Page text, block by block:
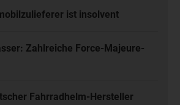
ist insolvent
Zahlreiche Force-Majeure-
Fahrradhelm-Hersteller